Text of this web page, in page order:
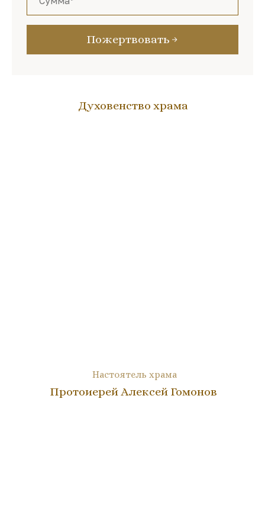
Пожертвовать
Духовенство храма
Настоятель храма
Протоиерей Алексей Гомонов